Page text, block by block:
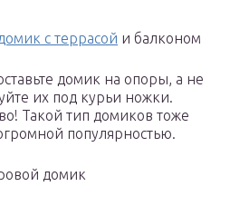
домик с террасой и балконом
домик на опоры, а не
их под курьи ножки.
Такой тип домиков тоже
популярностью.
домик